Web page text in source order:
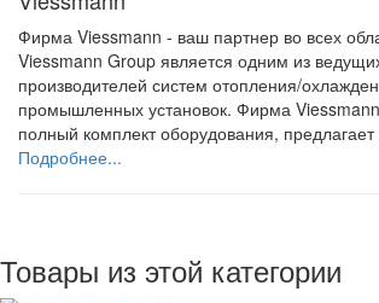
Фирма Viessmann - ваш партнер во всех
Viessmann Group является одним из
производителей систем отопления/
промышленных установок. Фирма
полный комплект оборудования,
Подробнее...
Товары из этой категории